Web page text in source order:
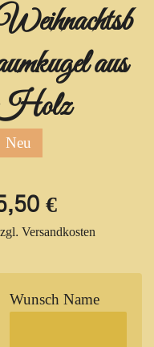
aus
Neu
€
Versandkosten
Wunsch Name